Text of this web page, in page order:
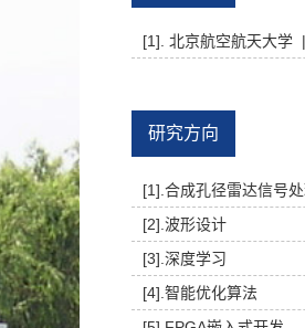
[1]. 北京航空航天大
研究方向
[1].合成孔径雷达信号
[2].波形设计
[3].深度学习
[4].智能优化算法